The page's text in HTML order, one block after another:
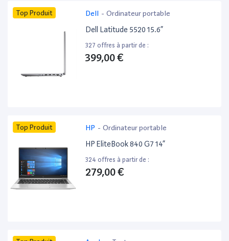
Top Produit Dell - Ordinateur portable
Dell Latitude 5520 15.6”
327 offres à partir de :
399,00 €
Top Produit HP - Ordinateur portable
HP EliteBook 840 G7 14”
324 offres à partir de :
279,00 €